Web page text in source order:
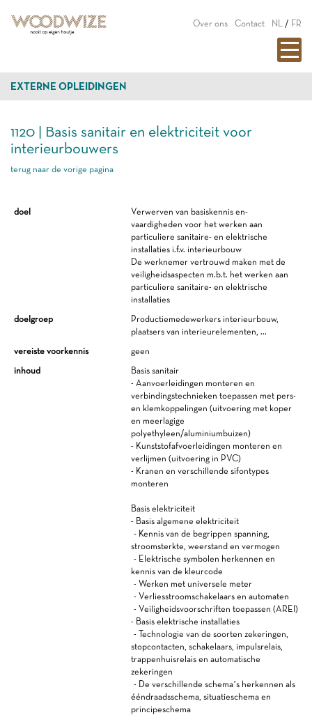
Over ons Contact NL / FR
EXTERNE OPLEIDINGEN
1120 | Basis sanitair en elektriciteit voor
interieurbouwers
terug naar de vorige pagina
doel
Verwerven van basiskennis en-
vaardigheden voor het werken aan
particuliere sanitaire- en elektrische
installaties i.f.v. interieurbouw
De werknemer vertrouwd maken met de
veiligheidsaspecten m.b.t. het werken aan
particuliere sanitaire- en elektrische
installaties
doelgroep
Productiemedewerkers interieurbouw,
plaatsers van interieurelementen, ...
vereiste voorkennis
geen
inhoud
Basis sanitair
- Aanvoerleidingen monteren en
verbindingstechnieken toepassen met pers-
en klemkoppelingen (uitvoering met koper
en meerlagige
polyethyleen/aluminiumbuizen)
- Kunststofafvoerleidingen monteren en
verlijmen (uitvoering in PVC)
- Kranen en verschillende sifontypes
monteren
Basis elektriciteit
- Basis algemene elektriciteit
- Kennis van de begrippen spanning,
stroomsterkte, weerstand en vermogen
- Elektrische symbolen herkennen en
kennis van de kleurcode
- Werken met universele meter
- Verliesstroomschakelaars en automaten
- Veiligheidsvoorschriften toepassen (AREI)
- Basis elektrische installaties
- Technologie van de soorten zekeringen,
stopcontacten, schakelaars, impulsrelais,
trappenhuisrelais en automatische
zekeringen
- De verschillende schema’s herkennen als
ééndraadsschema, situatieschema en
principeschema